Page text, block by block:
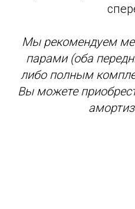
Мы рекомендуем
парами (оба
либо полным
Вы можете